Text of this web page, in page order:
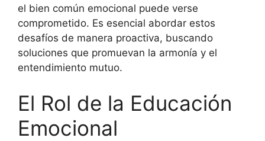
el bien común emocional puede verse
comprometido. Es esencial abordar estos
desafíos de manera proactiva, buscando
soluciones que promuevan la armonía y el
entendimiento mutuo.
El Rol de la Educación
Emocional